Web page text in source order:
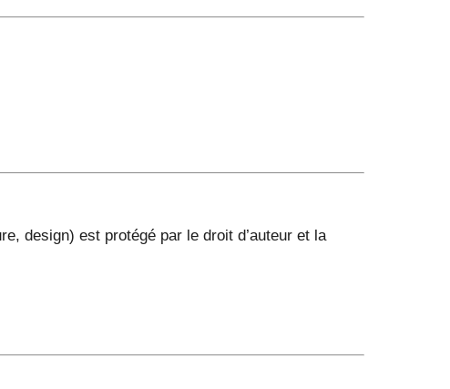
design) est protégé par le droit d’auteur et la